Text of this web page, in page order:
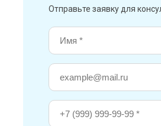
Отправьте заявку для